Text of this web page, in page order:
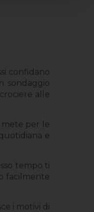
confidano
sondaggio
alle
mete per le
e
tempo ti
facilmente
i motivi di